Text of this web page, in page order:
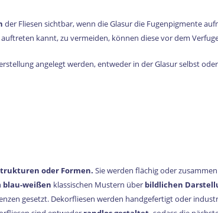
der Fliesen sichtbar, wenn die Glasur die Fugenpigmente
kannt, zu vermeiden, können diese vor dem
angelegt werden, entweder in der Glasur selbst
oder Formen. Sie werden flächig oder
blau-weißen klassischen Mustern über bildlichen
gesetzt. Dekorfliesen werden handgefertigt oder